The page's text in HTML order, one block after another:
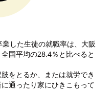
した生徒の就職率は、大阪
国平均の28.4％と比べると
をとるか、または就労でき
通ったり家にひきこもって